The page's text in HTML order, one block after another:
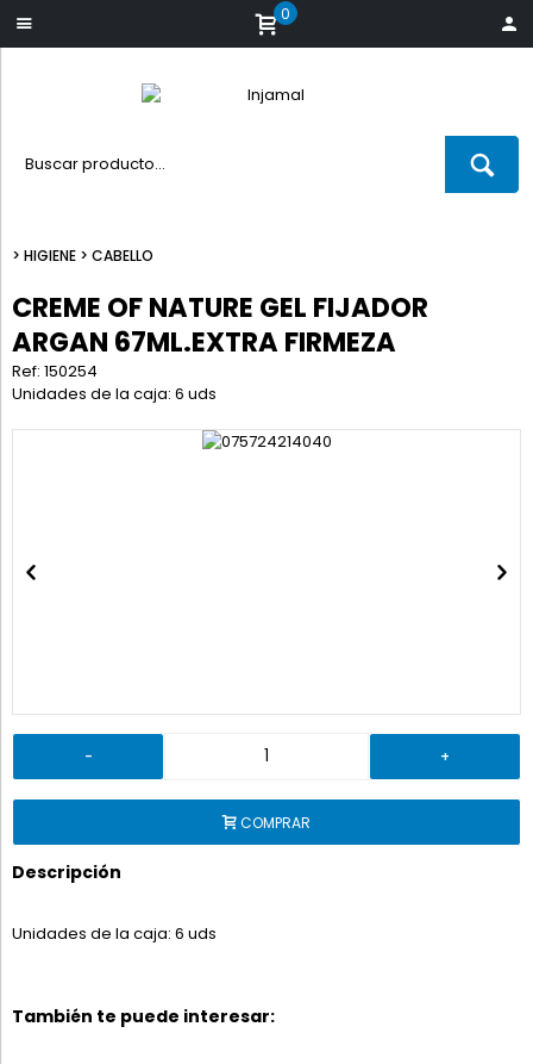
0
> HIGIENE > CABELLO
CREME OF NATURE GEL FIJADOR
ARGAN 67ML.EXTRA FIRMEZA
Ref: 150254
Unidades de la caja: 6 uds
- +
COMPRAR
Descripción
Unidades de la caja: 6 uds
También te puede interesar: